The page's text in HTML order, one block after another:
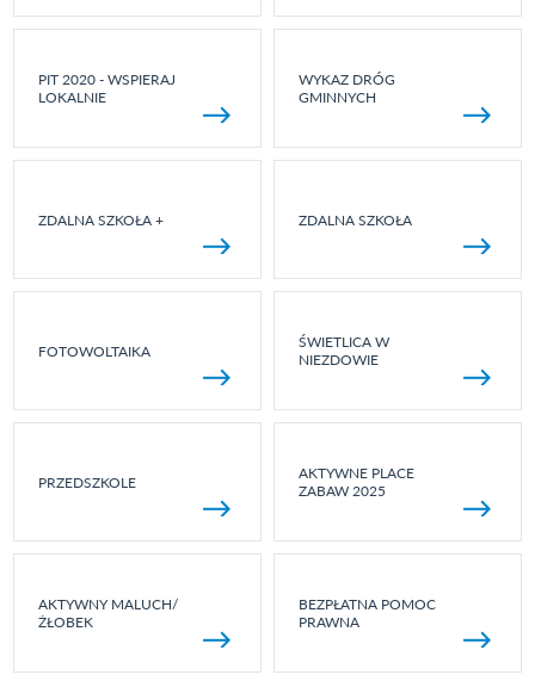
PIT 2020 - WSPIERAJ
LOKALNIE
WYKAZ DRÓG
GMINNYCH
ZDALNA SZKOŁA + ZDALNA SZKOŁA
FOTOWOLTAIKA
ŚWIETLICA W
NIEZDOWIE
PRZEDSZKOLE
AKTYWNE PLACE
ZABAW 2025
AKTYWNY MALUCH/
ŻŁOBEK
BEZPŁATNA POMOC
PRAWNA